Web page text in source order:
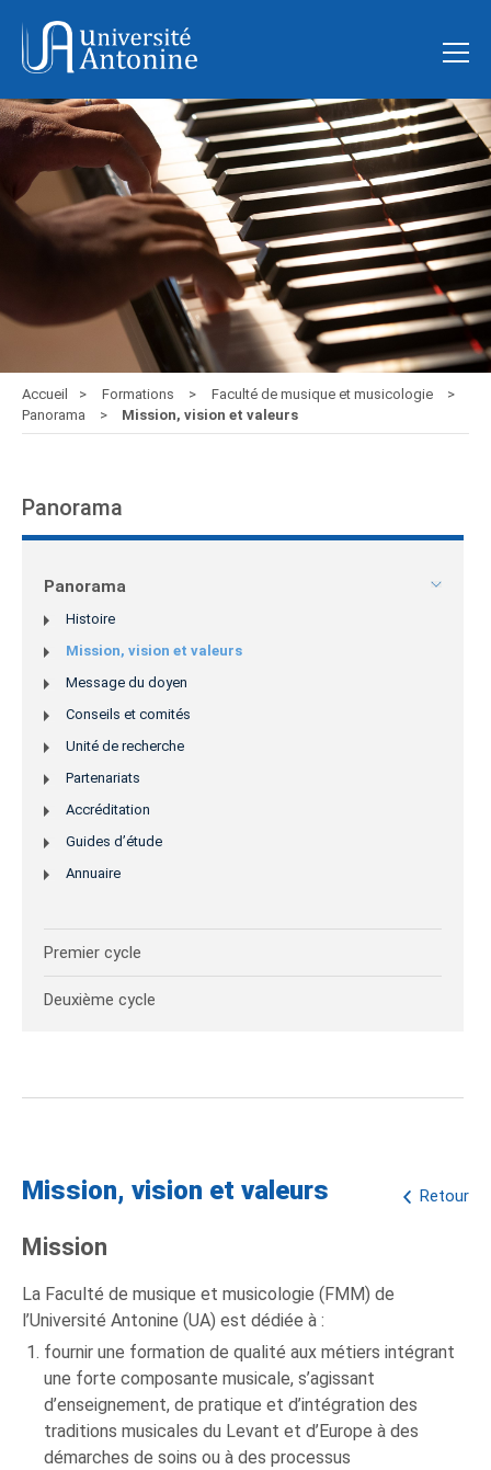
Accueil Formations
Faculté de musique et musicologie
Panorama
Mission, vision et valeurs
Panorama
Panorama
Histoire
Mission, vision et valeurs
Message du doyen
Conseils et comités
Unité de recherche
Partenariats
Accréditation
Guides d’étude
Annuaire
Premier cycle
Deuxième cycle
Retour
Mission, vision et valeurs
Mission
La Faculté de musique et musicologie (FMM) de
l’Université Antonine (UA) est dédiée à :
fournir une formation de qualité aux métiers intégrant
une forte composante musicale, s’agissant
d’enseignement, de pratique et d’intégration des
traditions musicales du Levant et d’Europe à des
démarches de soins ou à des processus